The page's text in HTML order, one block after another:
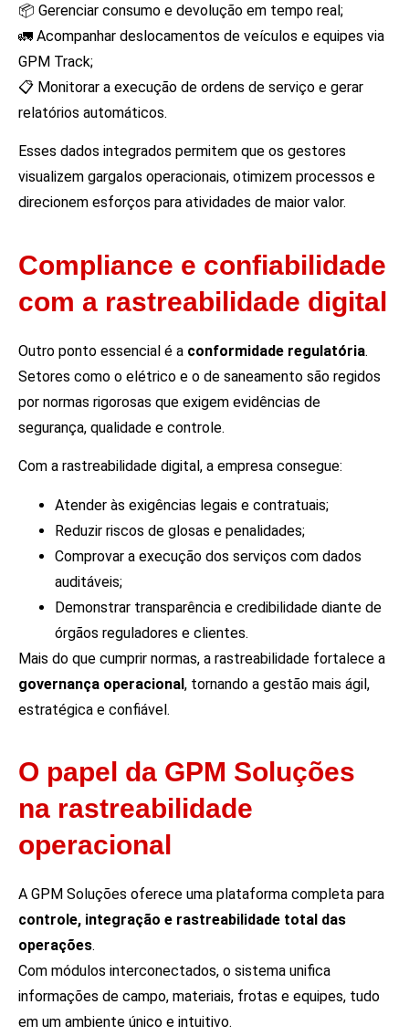
📦 Gerenciar consumo e devolução em tempo real;
🚛 Acompanhar deslocamentos de veículos e equipes via
GPM Track;
📋 Monitorar a execução de ordens de serviço e gerar
relatórios automáticos.
Esses dados integrados permitem que os gestores
visualizem gargalos operacionais, otimizem processos e
direcionem esforços para atividades de maior valor.
Compliance e confiabilidade
com a rastreabilidade digital
Outro ponto essencial é a conformidade regulatória.
Setores como o elétrico e o de saneamento são regidos
por normas rigorosas que exigem evidências de
segurança, qualidade e controle.
Com a rastreabilidade digital, a empresa consegue:
Atender às exigências legais e contratuais;
Reduzir riscos de glosas e penalidades;
Comprovar a execução dos serviços com dados
auditáveis;
Demonstrar transparência e credibilidade diante de
órgãos reguladores e clientes.
Mais do que cumprir normas, a rastreabilidade fortalece a
governança operacional, tornando a gestão mais ágil,
estratégica e confiável.
O papel da GPM Soluções
na rastreabilidade
operacional
A GPM Soluções oferece uma plataforma completa para
controle, integração e rastreabilidade total das
operações.
Com módulos interconectados, o sistema unifica
informações de campo, materiais, frotas e equipes, tudo
em um ambiente único e intuitivo.